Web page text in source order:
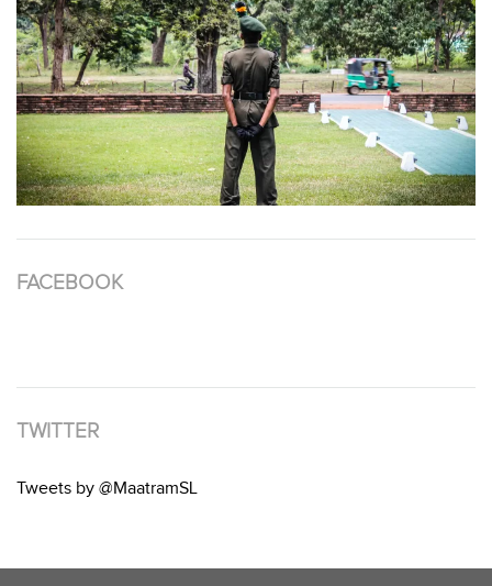
FACEBOOK
TWITTER
Tweets by @MaatramSL